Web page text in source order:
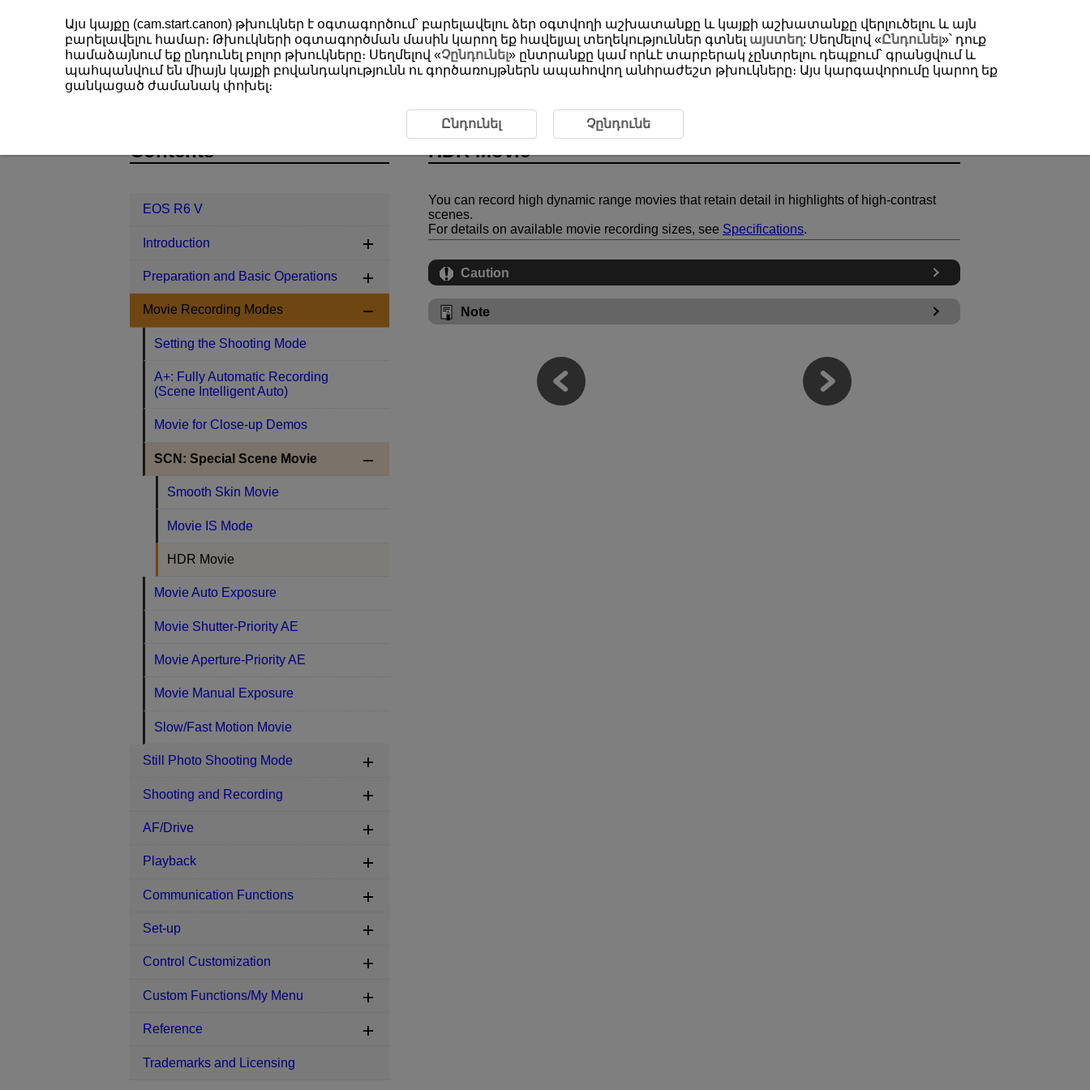
EOS R6 V Movie Recording Modes SCN: Special Scene Movie HDR Movie
HDR Movie
You can record high dynamic range movies that retain detail in highlights of high-contrast
scenes.
For details on available movie recording sizes, see Specifications.
Caution
Note
Contents
EOS R6 V
Introduction
Preparation and Basic Operations
Movie Recording Modes
Setting the Shooting Mode
A+: Fully Automatic Recording
(Scene Intelligent Auto)
Movie for Close-up Demos
SCN: Special Scene Movie
Smooth Skin Movie
Movie IS Mode
HDR Movie
Movie Auto Exposure
Movie Shutter-Priority AE
Movie Aperture-Priority AE
Movie Manual Exposure
Slow/Fast Motion Movie
Still Photo Shooting Mode
Shooting and Recording
AF/Drive
Playback
Communication Functions
Set-up
Control Customization
Custom Functions/My Menu
Reference
Trademarks and Licensing
Այս կայքը (cam.start.canon) թխուկներ է օգտագործում՝ բարելավելու ձեր օգտվողի աշխատանքը և կայքի աշխատանքը վերլուծելու և այն
բարելավելու համար։ Թխուկների օգտագործման մասին կարող եք հավելյալ տեղեկություններ գտնել այստեղ: Սեղմելով «Ընդունել»՝ դուք
համաձայնում եք ընդունել բոլոր թխուկները։ Սեղմելով «Չընդունել» ընտրանքը կամ որևէ տարբերակ չընտրելու դեպքում՝ գրանցվում և
պահպանվում են միայն կայքի բովանդակությունն ու գործառույթներն ապահովող անհրաժեշտ թխուկները։ Այս կարգավորումը կարող եք
ցանկացած ժամանակ փոխել։
Ընդունել Չընդունե